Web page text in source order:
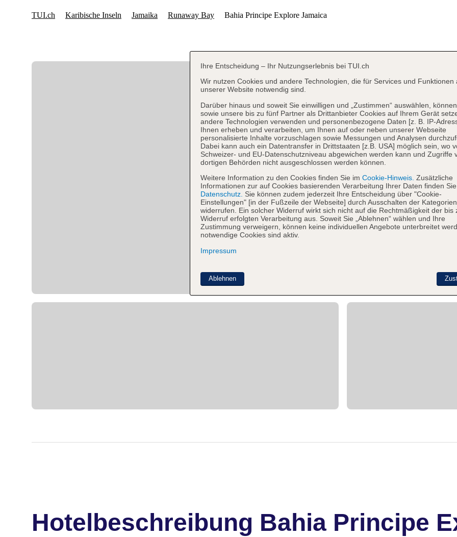
Hotelbeschreibung Bahia Principe
Ihre Entscheidung – Ihr Nutzungserlebnis bei TUI.ch
Wir nutzen Cookies und andere Technologien, die für Services und Funktionen
unserer Website notwendig sind.
Darüber hinaus und soweit Sie einwilligen und „Zustimmen“ auswählen,
sowie unsere bis zu fünf Partner als Drittanbieter Cookies auf Ihrem Gerät
andere Technologien verwenden und personenbezogene Daten [z. B. IP-
Ihnen erheben und verarbeiten, um Ihnen auf oder neben unserer Webseite
personalisierte Inhalte vorzuschlagen sowie Messungen und Analysen
Dabei kann auch ein Datentransfer in Drittstaaten [z.B. USA] möglich sein, wo
Schweizer- und EU-Datenschutzniveau abgewichen werden kann und Zugriffe
dortigen Behörden nicht ausgeschlossen werden können.
Weitere Information zu den Cookies finden Sie im Cookie-Hinweis. Zusätzliche
Informationen zur auf Cookies basierenden Verarbeitung Ihrer Daten finden
Datenschutz. Sie können zudem jederzeit Ihre Entscheidung über "Cookie-
Einstellungen" [in der Fußzeile der Webseite] durch Ausschalten der Kategorien
widerrufen. Ein solcher Widerruf wirkt sich nicht auf die Rechtmäßigkeit der bis
Widerruf erfolgten Verarbeitung aus. Soweit Sie „Ablehnen“ wählen und Ihre
Zustimmung verweigern, können keine individuellen Angebote unterbreitet
notwendige Cookies sind aktiv.
Impressum
Ablehnen